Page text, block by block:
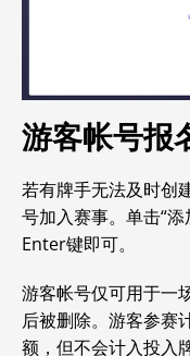
游客帐号报
若有牌手无法及时创
号加入赛事。单击“
Enter键即可。
游客帐号仅可用于一
后被删除。游客参赛
额，但不会计入投入牌